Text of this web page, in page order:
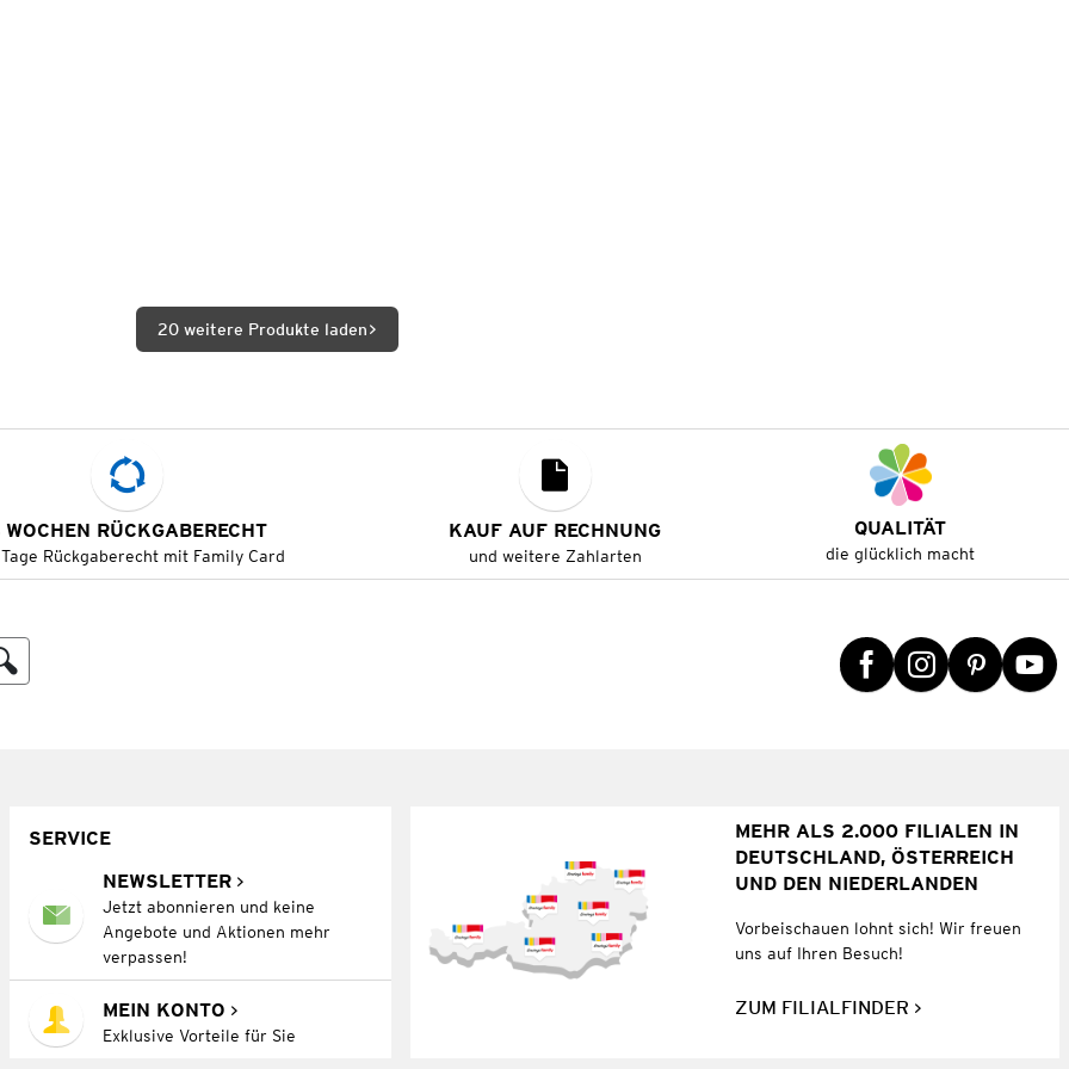
20 weitere Produkte laden
RÜCKGABERECHT
Rückgaberecht mit Family Card
KAUF AUF RECHNUNG
und weitere Zahlarten
QUALITÄT
die glücklich macht
SERVICE
NEWSLETTER
Jetzt abonnieren und keine
Angebote und Aktionen mehr
verpassen!
MEIN KONTO
Exklusive Vorteile für Sie
MEHR ALS 2.000 FILIALEN IN
DEUTSCHLAND, ÖSTERREICH
UND DEN NIEDERLANDEN
Vorbeischauen lohnt sich! Wir freuen
uns auf Ihren Besuch!
ZUM FILIALFINDER